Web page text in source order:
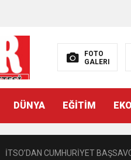
FOTO
GALERI
DÜNYA EĞİTİM
İTSO’DAN CUMHURİYET